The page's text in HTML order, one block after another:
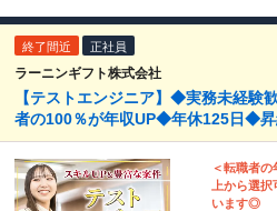
終了間近 正社員
ラーニンギフト株式会社
【テストエンジニア】◆実務未経
者の100％が年収UP◆年休125日◆
＜転職者の
上から選
います◎